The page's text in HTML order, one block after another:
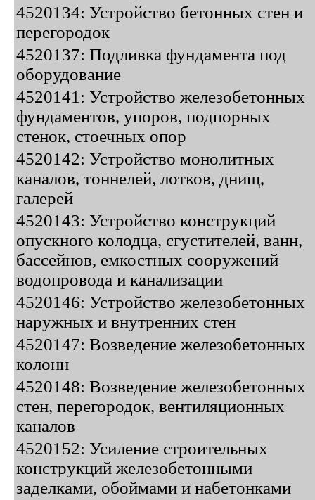
4520134: Устройство бетонных стен и
перегородок
4520137: Подливка фундамента под
оборудование
4520141: Устройство железобетонных
фундаментов, упоров, подпорных
стенок, стоечных опор
4520142: Устройство монолитных
каналов, тоннелей, лотков, днищ,
галерей
4520143: Устройство конструкций
опускного колодца, сгустителей, ванн,
бассейнов, емкостных сооружений
водопровода и канализации
4520146: Устройство железобетонных
наружных и внутренних стен
4520147: Возведение железобетонных
колонн
4520148: Возведение железобетонных
стен, перегородок, вентиляционных
каналов
4520152: Усиление строительных
конструкций железобетонными
заделками, обоймами и набетонками